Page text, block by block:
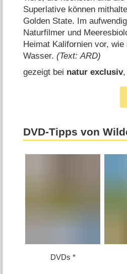
Superlative können
Golden State. Im
Naturfilmer und
Heimat Kalifornien vor,
Wasser.(Text: ARD)
gezeigt bei natur exclusiv,
DVD-Tipps von
DVDs